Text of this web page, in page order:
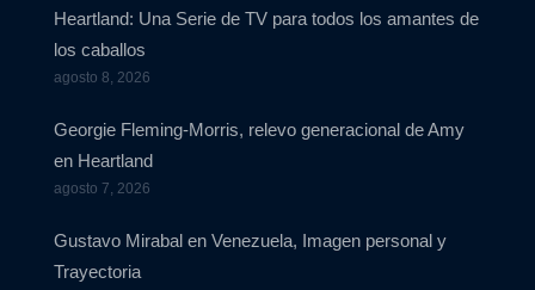
Heartland: Una Serie de TV para todos los amantes de
los caballos
agosto 8, 2026
Georgie Fleming-Morris, relevo generacional de Amy
en Heartland
agosto 7, 2026
Gustavo Mirabal en Venezuela, Imagen personal y
Trayectoria